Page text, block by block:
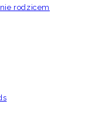
rodzicem